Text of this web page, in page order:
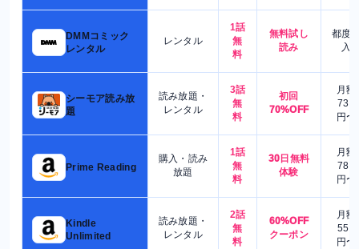
DMMコミック
レンタル
レンタル
1話
無
料
無料試し
読み
都度
入
シーモア読み放
題
読み放題・
レンタル
3話
無
料
初回
70%OFF
月額
730
円〜
Prime Reading
購入・読み
放題
1話
無
料
30日無料
体験
月額
780
円〜
Kindle
Unlimited
読み放題・
レンタル
2話
無
料
60%OFF
クーポン
月額
550
円〜